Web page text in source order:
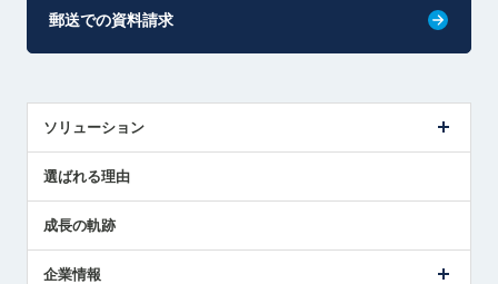
郵送での資料請求
ソリューション
解決策提案
選ばれる理由
成長の軌跡
企業情報